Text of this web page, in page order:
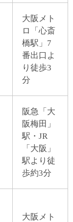
大阪メト
ロ「心斎
橋駅」7
番出口よ
り徒歩3
分
阪急「大
阪梅田」
駅・JR
「大阪」
駅より徒
歩約3分
大阪メト